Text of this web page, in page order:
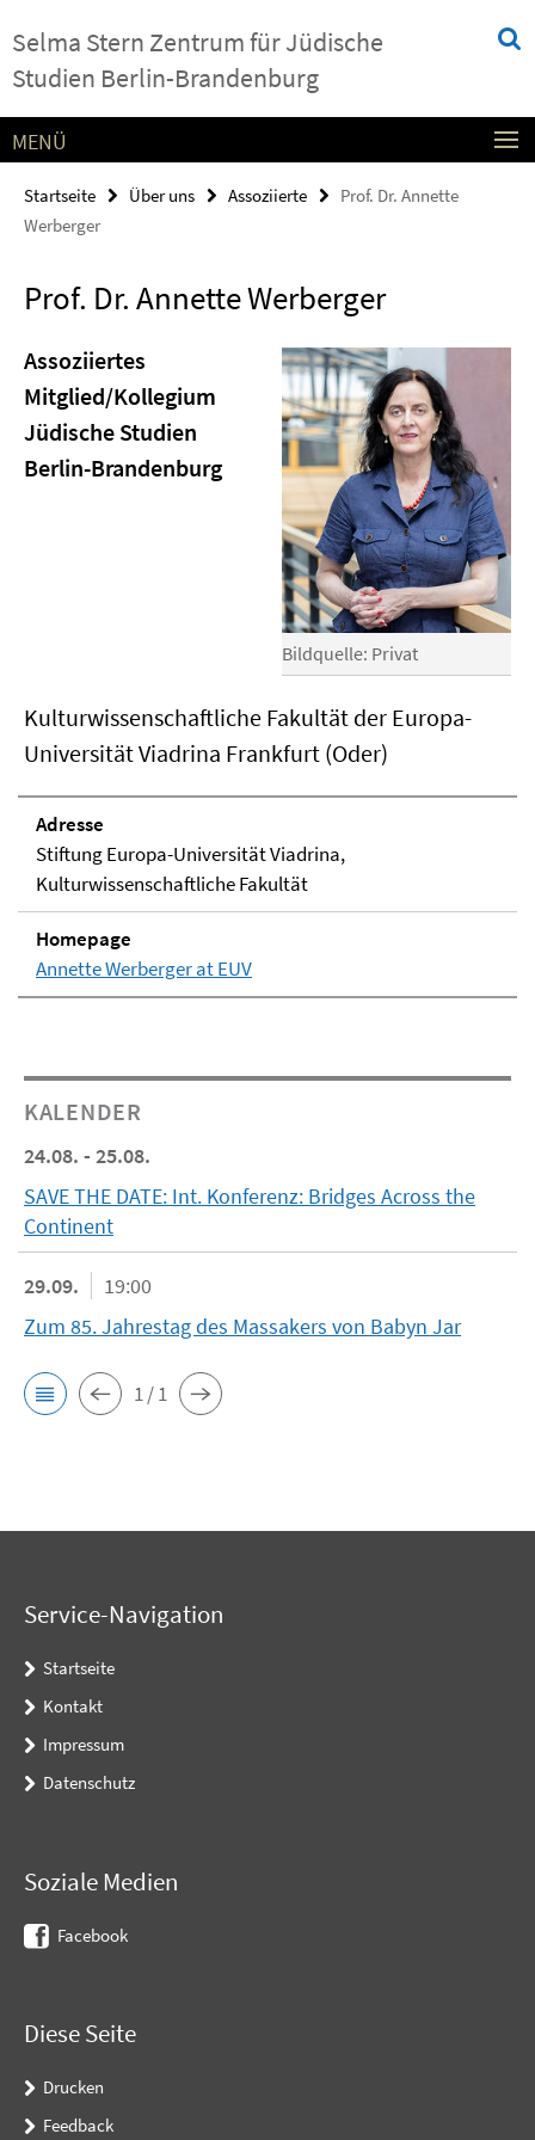
direkt
zu
Selma Stern Zentrum für Jüdische
Studien Berlin-Brandenburg
Service-
Navigation
MENÜ
Startseite Über uns Assoziierte
Prof. Dr. Annette
Werberger
Prof. Dr. Annette Werberger
Bildquelle: Privat
Assoziiertes
Mitglied/Kollegium
Jüdische Studien
Berlin-Brandenburg
Kulturwissenschaftliche Fakultät der Europa-
Universität Viadrina Frankfurt (Oder)
Adresse
Stiftung Europa-Universität Viadrina,
Kulturwissenschaftliche Fakultät
Homepage
Annette Werberger at EUV
KALENDER
24.08. - 25.08.
SAVE THE DATE: Int. Konferenz: Bridges Across the
Continent
29.09.
19:00
Zum 85. Jahrestag des Massakers von Babyn Jar
1 / 1
Service-Navigation
Startseite
Kontakt
Impressum
Datenschutz
Soziale Medien
Facebook
Diese Seite
Drucken
Feedback